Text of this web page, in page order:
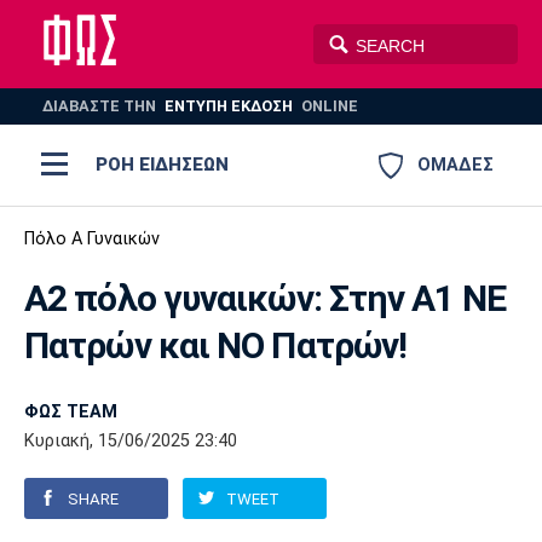
ΔΙΑΒΑΣΤΕ THN ΕΝΤΥΠΗ ΕΚΔΟΣΗ ONLINE
ΟΜΑΔΕΣ
ΡΟΗ ΕΙΔΗΣΕΩΝ
ΠΟΔΟΣΦΑΙΡΟ
ΠΟΛΟ
AUTO-MOTO
Ποδόσφαιρο
Super League 1
Super League 2
Γ Εθνική
Ελλάδα
Μπάσκετ
Ελλάδα
Εθνική
EuroLeague
Ολυμπιακοί Αγώνες
Βόλεϊ
Πόλο
Ολυμπιακός ΑΕΚ ΠΑΟΚ
Παναθηναϊκός Ατρόμητος
Πόλο Α Γυναικών
Α2 πόλο γυναικών: Στην Α1 ΝΕ
Πατρών και ΝΟ Πατρών!
ΦΩΣ TEAM
Κυριακή, 15/06/2025 23:40
SHARE TWEET